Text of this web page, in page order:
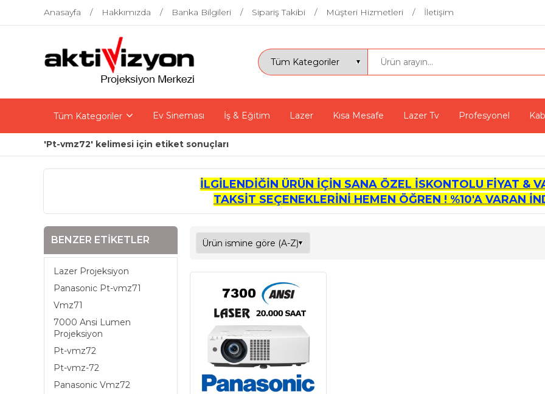
Anasayfa Hakkımızda Banka Bilgileri Sipariş Takibi Müşteri Hizmetleri İletişim
Tüm Kategoriler Ev Sineması İş & Eğitim Lazer Kısa Mesafe Lazer Tv Profesyonel
'Pt-vmz72' kelimesi için etiket sonuçları
İLGİLENDİĞİN ÜRÜN İÇİN SANA ÖZEL İSKONTOLU FİYAT &
TAKSİT SEÇENEKLERİNİ HEMEN ÖĞREN ! %10'A VARAN
BENZER ETIKETLER
Lazer Projeksiyon
Panasonic Pt-vmz71
Vmz71
7000 Ansi Lumen
Projeksiyon
Pt-vmz72
Pt-vmz-72
Panasonic Vmz72